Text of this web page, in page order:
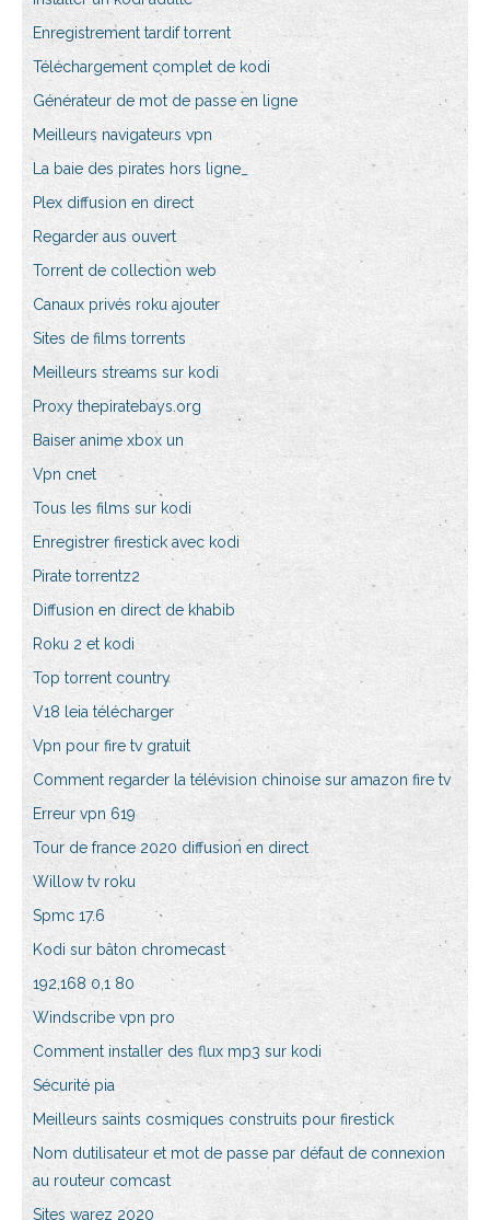
Enregistrement tardif torrent
Téléchargement complet de kodi
Générateur de mot de passe en ligne
Meilleurs navigateurs vpn
La baie des pirates hors ligne_
Plex diffusion en direct
Regarder aus ouvert
Torrent de collection web
Canaux privés roku ajouter
Sites de films torrents
Meilleurs streams sur kodi
Proxy thepiratebays.org
Baiser anime xbox un
Vpn cnet
Tous les films sur kodi
Enregistrer firestick avec kodi
Pirate torrentz2
Diffusion en direct de khabib
Roku 2 et kodi
Top torrent country
V18 leia télécharger
Vpn pour fire tv gratuit
Comment regarder la télévision chinoise sur amazon fire tv
Erreur vpn 619
Tour de france 2020 diffusion en direct
Willow tv roku
Spmc 17.6
Kodi sur bâton chromecast
192,168 0,1 80
Windscribe vpn pro
Comment installer des flux mp3 sur kodi
Sécurité pia
Meilleurs saints cosmiques construits pour firestick
Nom dutilisateur et mot de passe par défaut de connexion
au routeur comcast
Sites warez 2020